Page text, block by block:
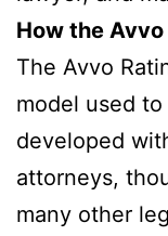
How the
The Avvo
model used
developed
attorneys,
many other